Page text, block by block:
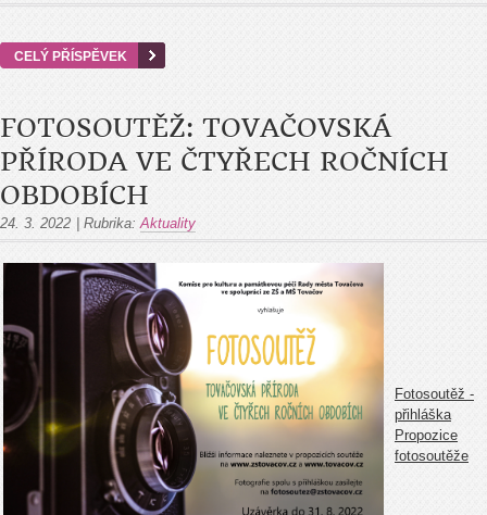
CELÝ PŘÍSPĚVEK
FOTOSOUTĚŽ: TOVAČOVSKÁ
PŘÍRODA VE ČTYŘECH ROČNÍCH
OBDOBÍCH
24. 3. 2022 Rubrika: Aktuality
Fotosoutěž -
přihláška
Propozice
fotosoutěže